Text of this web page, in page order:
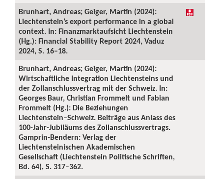
Brunhart, Andreas; Geiger, Martin (2024):
Liechtenstein’s export performance in a global
context. In: Finanzmarktaufsicht Liechtenstein
(Hg.): Financial Stability Report 2024, Vaduz
2024, S. 16–18.
Brunhart, Andreas; Geiger, Martin (2024):
Wirtschaftliche Integration Liechtensteins und
der Zollanschlussvertrag mit der Schweiz. In:
Georges Baur, Christian Frommelt und Fabian
Frommelt (Hg.): Die Beziehungen
Liechtenstein–Schweiz. Beiträge aus Anlass des
100-Jahr-Jubiläums des Zollanschlussvertrags.
Gamprin-Bendern: Verlag der
Liechtensteinischen Akademischen
Gesellschaft (Liechtenstein Politische Schriften,
Bd. 64), S. 317–362.